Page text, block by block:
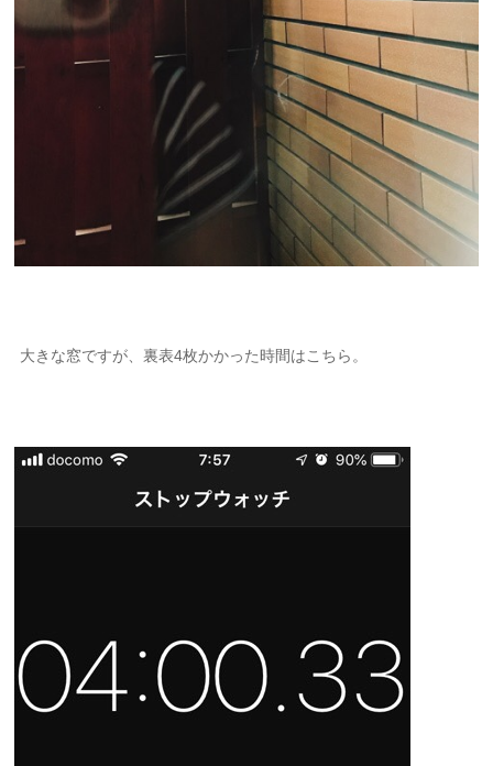
大きな窓ですが、裏表4枚かかった時間はこちら。